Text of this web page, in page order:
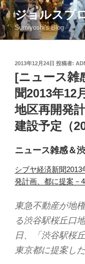
コ
ン
テ
ン
ジョルスブ
Sumiyoshi's Blog
投
稿
日:
2013年12月24日 投稿者:
[ニュース雑
聞2013年12
地区再開発
建設予定（
ニュース雑感＆
シブヤ経済新聞
発計画、都に提案－
東急不動産が地
る渋谷駅桜丘口
日、「渋谷駅桜
東京都に提案し